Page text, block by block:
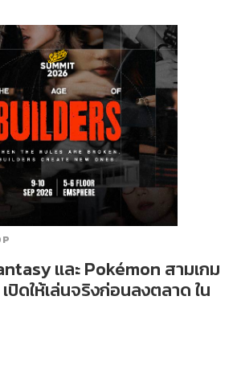
และ Pokémon สามเกม
ดให้เล่นจริงก่อนลงตลาด ใน